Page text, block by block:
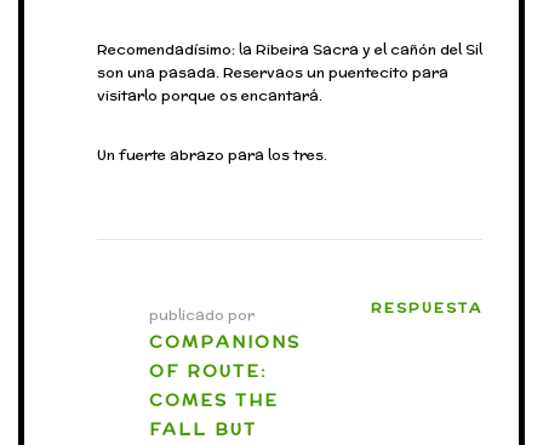
Recomendadísimo: la Ribeira Sacra y el cañón del Sil
son una pasada. Reservaos un puentecito para
visitarlo porque os encantará.
Un fuerte abrazo para los tres.
publicado por
COMPANIONS
OF ROUTE:
COMES THE
FALL BUT
RESPUESTA